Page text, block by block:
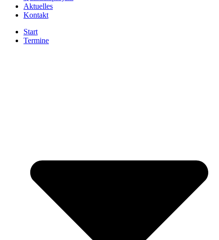
Aktuelles
Kontakt
Start
Termine